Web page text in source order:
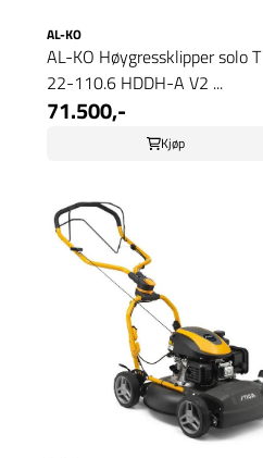
AL-KO
AL-KO Høygressklipper solo T
22-110.6 HDDH-A V2 ...
71.500,-
Kjøp